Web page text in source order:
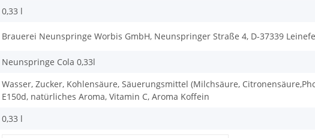
0,33 l
Brauerei Neunspringe Worbis GmbH, Neunspringer Straße 4, D-37339
Neunspringe Cola 0,33l
Wasser, Zucker, Kohlensäure, Säuerungsmittel (Milchsäure,
E150d, natürliches Aroma, Vitamin C, Aroma Koffein
0,33 l